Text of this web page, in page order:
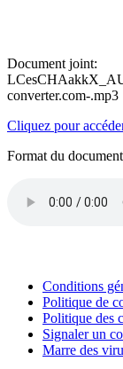
Document joint:
converter.com-.mp3
Cliquez pour
Format du
Conditions
Politique de
Politique des
Signaler un
Marre des